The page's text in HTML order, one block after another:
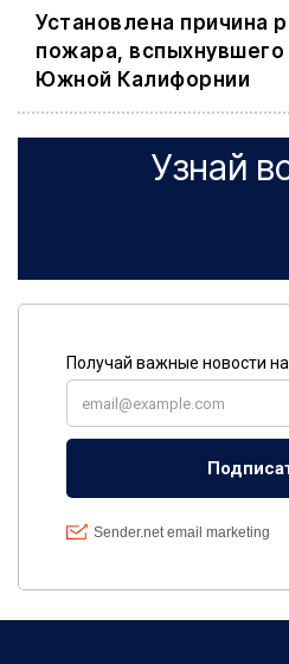
Установлена причина
пожара,
Южной Калифорнии
Узнай